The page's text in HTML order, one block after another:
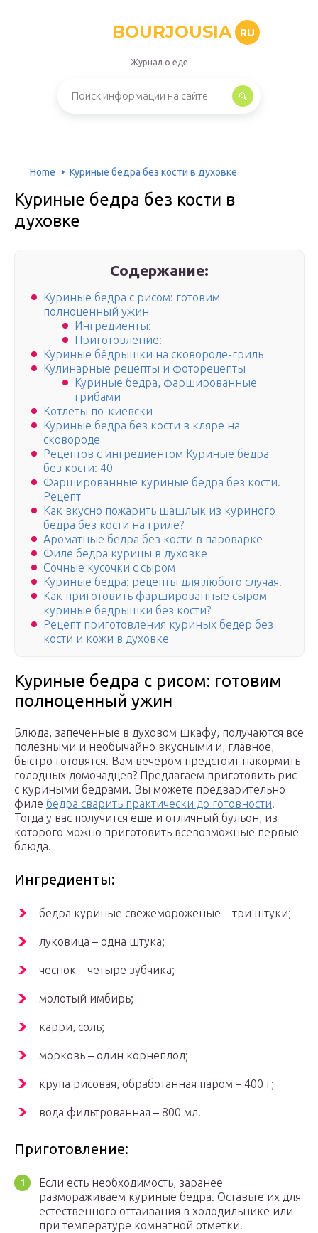
BOURJOUSIA RU
Журнал о еде
Home Куриные бедра без кости в духовке
Куриные бедра без кости в
духовке
Содержание:
Куриные бедра с рисом: готовим
полноценный ужин
Ингредиенты:
Приготовление:
Куриные бёдрышки на сковороде-гриль
Кулинарные рецепты и фоторецепты
Куриные бедра, фаршированные
грибами
Котлеты по-киевски
Куриные бедра без кости в кляре на
сковороде
Рецептов с ингредиентом Куриные бедра
без кости: 40
Фаршированные куриные бедра без кости.
Рецепт
Как вкусно пожарить шашлык из куриного
бедра без кости на гриле?
Ароматные бедра без кости в пароварке
Филе бедра курицы в духовке
Сочные кусочки с сыром
Куриные бедра: рецепты для любого случая!
Как приготовить фаршированные сыром
куриные бедрышки без кости?
Рецепт приготовления куриных бедер без
кости и кожи в духовке
Куриные бедра с рисом: готовим
полноценный ужин
Блюда, запеченные в духовом шкафу, получаются все
полезными и необычайно вкусными и, главное,
быстро готовятся. Вам вечером предстоит накормить
голодных домочадцев? Предлагаем приготовить рис
с куриными бедрами. Вы можете предварительно
филе бедра сварить практически до готовности.
Тогда у вас получится еще и отличный бульон, из
которого можно приготовить всевозможные первые
блюда.
Ингредиенты:
бедра куриные свежемороженые – три штуки;
луковица – одна штука;
чеснок – четыре зубчика;
молотый имбирь;
карри, соль;
морковь – один корнеплод;
крупа рисовая, обработанная паром – 400 г;
вода фильтрованная – 800 мл.
Приготовление:
Если есть необходимость, заранее
размораживаем куриные бедра. Оставьте их для
естественного оттаивания в холодильнике или
при температуре комнатной отметки.